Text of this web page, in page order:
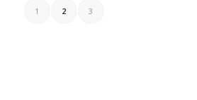
1 2 3